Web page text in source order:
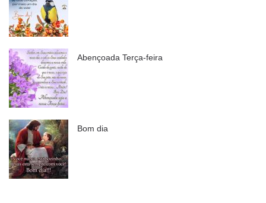
Abençoada Terça-feira
Bom dia